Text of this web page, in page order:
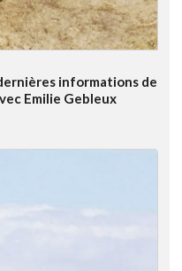
informations de
Emilie Gebleux